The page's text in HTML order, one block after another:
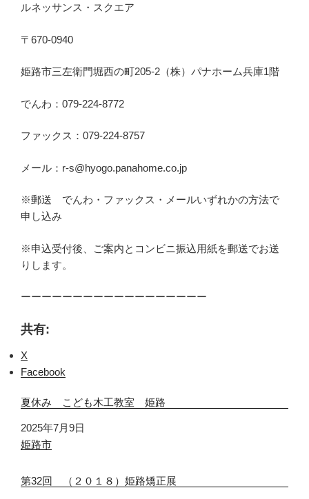
ルネッサンス・スクエア
〒670-0940
姫路市三左衛門堀西の町205-2（株）パナホーム兵庫1階
でんわ：079-224-8772
ファックス：079-224-8757
メール：r-s@hyogo.panahome.co.jp
※郵送 でんわ・ファックス・メールいずれかの方法で
申し込み
※申込受付後、ご案内とコンビニ振込用紙を郵送でお送
りします。
ーーーーーーーーーーーーーーーーーー
共有:
X
Facebook
夏休み こども木工教室 姫路
日付
2025年7月9日
関連理由
姫路市
第32回 （２０１８）姫路矯正展